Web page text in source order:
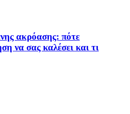
ακρόασης: πότε
να σας καλέσει και τι